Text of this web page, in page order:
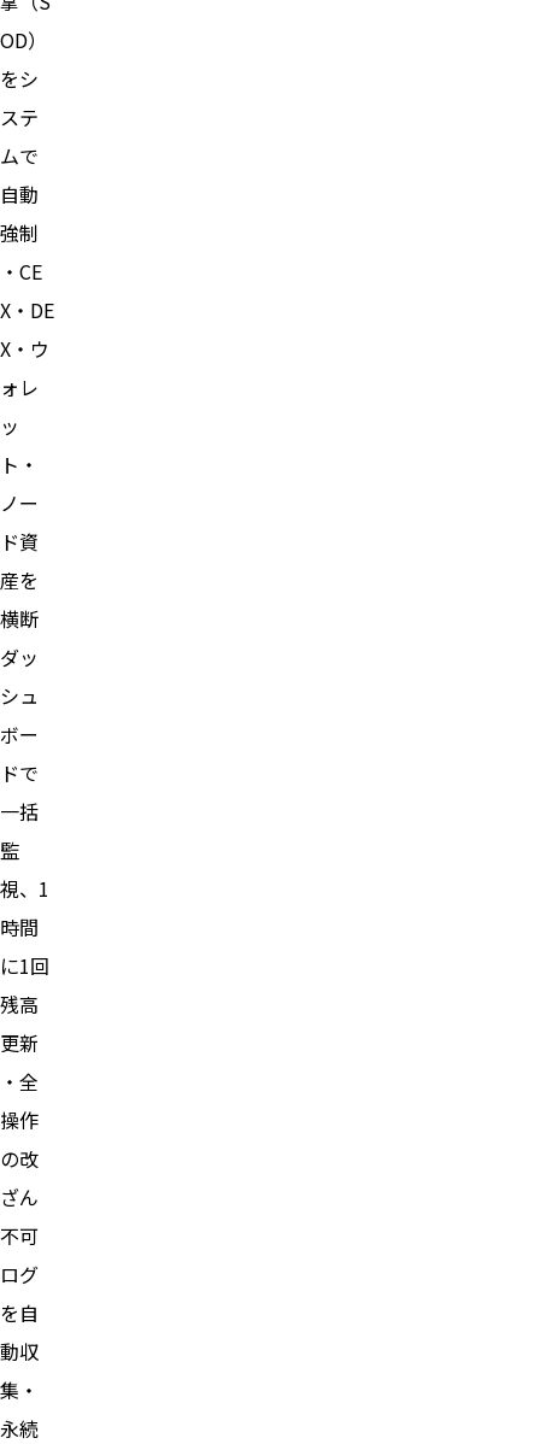
OD）
をシ
ステ
ムで
自動
強制
・CE
X・DE
X・ウ
ォレ
ッ
ト・
ノー
ド資
産を
横断
ダッ
シュ
ボー
ドで
一括
監
視、1
時間
に1回
残高
更新
・全
操作
の改
ざん
不可
ログ
を自
動収
集・
永続